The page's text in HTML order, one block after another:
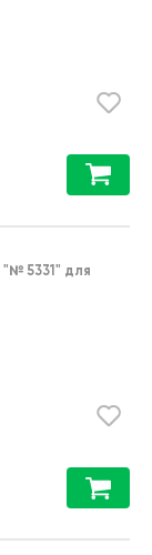
"№ 5331" для